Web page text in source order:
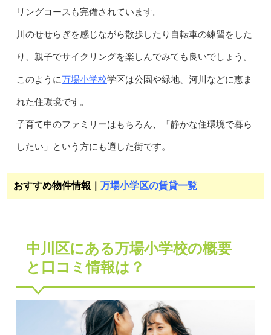
リングコースも完備されています。
川のせせらぎを感じながら散歩したり自転車の練習をした
り、親子でサイクリングを楽しんでみても良いでしょう。
このように万場小学校学区は公園や緑地、河川などに恵ま
れた住環境です。
子育て中のファミリーはもちろん、「静かな住環境で暮ら
したい」という方にも適した街です。
おすすめ物件情報｜ 万場小学区の賃貸一覧
中川区にある万場小学校の概要
と口コミ情報は？